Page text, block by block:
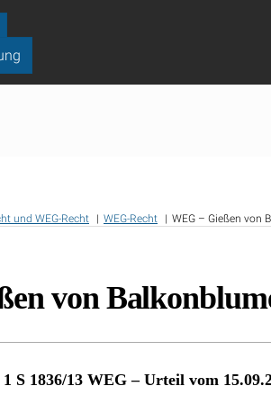
und WEG-Recht WEG-Recht WEG – Gießen von
von
S 1836/13 WEG – Urteil vom